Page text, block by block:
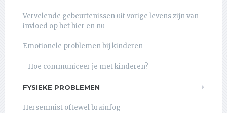
Vervelende gebeurtenissen uit vorige levens zijn van
invloed op het hier en nu
Emotionele problemen bij kinderen
Hoe communiceer je met kinderen?
FYSIEKE PROBLEMEN
Hersenmist oftewel brainfog